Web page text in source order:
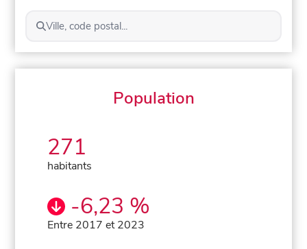
Ville, code postal...
Population
271
habitants
-6,23 %
Entre 2017 et 2023